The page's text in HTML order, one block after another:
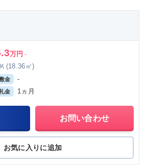
万円 -
(18.36㎡)
金 -
金 1ヵ月
お問い合わせ
お気に入りに追加